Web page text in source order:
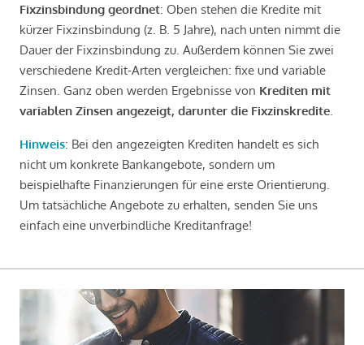
Fixzinsbindung geordnet: Oben stehen die Kredite mit
kürzer Fixzinsbindung (z. B. 5 Jahre), nach unten nimmt die
Dauer der Fixzinsbindung zu. Außerdem können Sie zwei
verschiedene Kredit-Arten vergleichen: fixe und variable
Zinsen. Ganz oben werden Ergebnisse von Krediten mit
variablen Zinsen angezeigt, darunter die Fixzinskredite
Hinweis: Bei den angezeigten Krediten handelt es sich
nicht um konkrete Bankangebote, sondern um
beispielhafte Finanzierungen für eine erste Orientierung.
Um tatsächliche Angebote zu erhalten, senden Sie uns
einfach eine unverbindliche Kreditanfrage!